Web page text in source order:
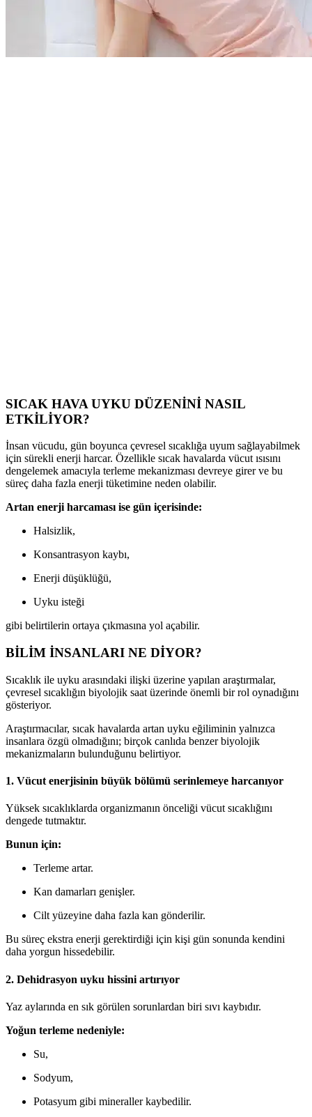
SICAK HAVA UYKU DÜZENİNİ NASIL
ETKİLİYOR?
İnsan vücudu, gün boyunca çevresel sıcaklığa uyum sağlayabilmek
için sürekli enerji harcar. Özellikle sıcak havalarda vücut ısısını
dengelemek amacıyla terleme mekanizması devreye girer ve bu
süreç daha fazla enerji tüketimine neden olabilir.
Artan enerji harcaması ise gün içerisinde:
Halsizlik,
Konsantrasyon kaybı,
Enerji düşüklüğü,
Uyku isteği
gibi belirtilerin ortaya çıkmasına yol açabilir.
BİLİM İNSANLARI NE DİYOR?
Sıcaklık ile uyku arasındaki ilişki üzerine yapılan araştırmalar,
çevresel sıcaklığın biyolojik saat üzerinde önemli bir rol oynadığını
gösteriyor.
Araştırmacılar, sıcak havalarda artan uyku eğiliminin yalnızca
insanlara özgü olmadığını; birçok canlıda benzer biyolojik
mekanizmaların bulunduğunu belirtiyor.
1. Vücut enerjisinin büyük bölümü serinlemeye harcanıyor
Yüksek sıcaklıklarda organizmanın önceliği vücut sıcaklığını
dengede tutmaktır.
Bunun için:
Terleme artar.
Kan damarları genişler.
Cilt yüzeyine daha fazla kan gönderilir.
Bu süreç ekstra enerji gerektirdiği için kişi gün sonunda kendini
daha yorgun hissedebilir.
2. Dehidrasyon uyku hissini artırıyor
Yaz aylarında en sık görülen sorunlardan biri sıvı kaybıdır.
Yoğun terleme nedeniyle:
Su,
Sodyum,
Potasyum gibi mineraller kaybedilir.